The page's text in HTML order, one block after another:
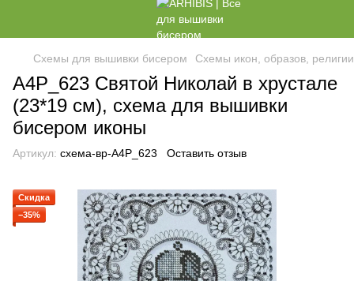
Схемы для вышивки бисером Схемы икон, образов,
А4Р_623 Святой Николай в хрустале
(23*19 см), схема для вышивки
бисером иконы
Артикул: схема-вр-А4Р_623 Оставить отзыв
Скидка
−35%